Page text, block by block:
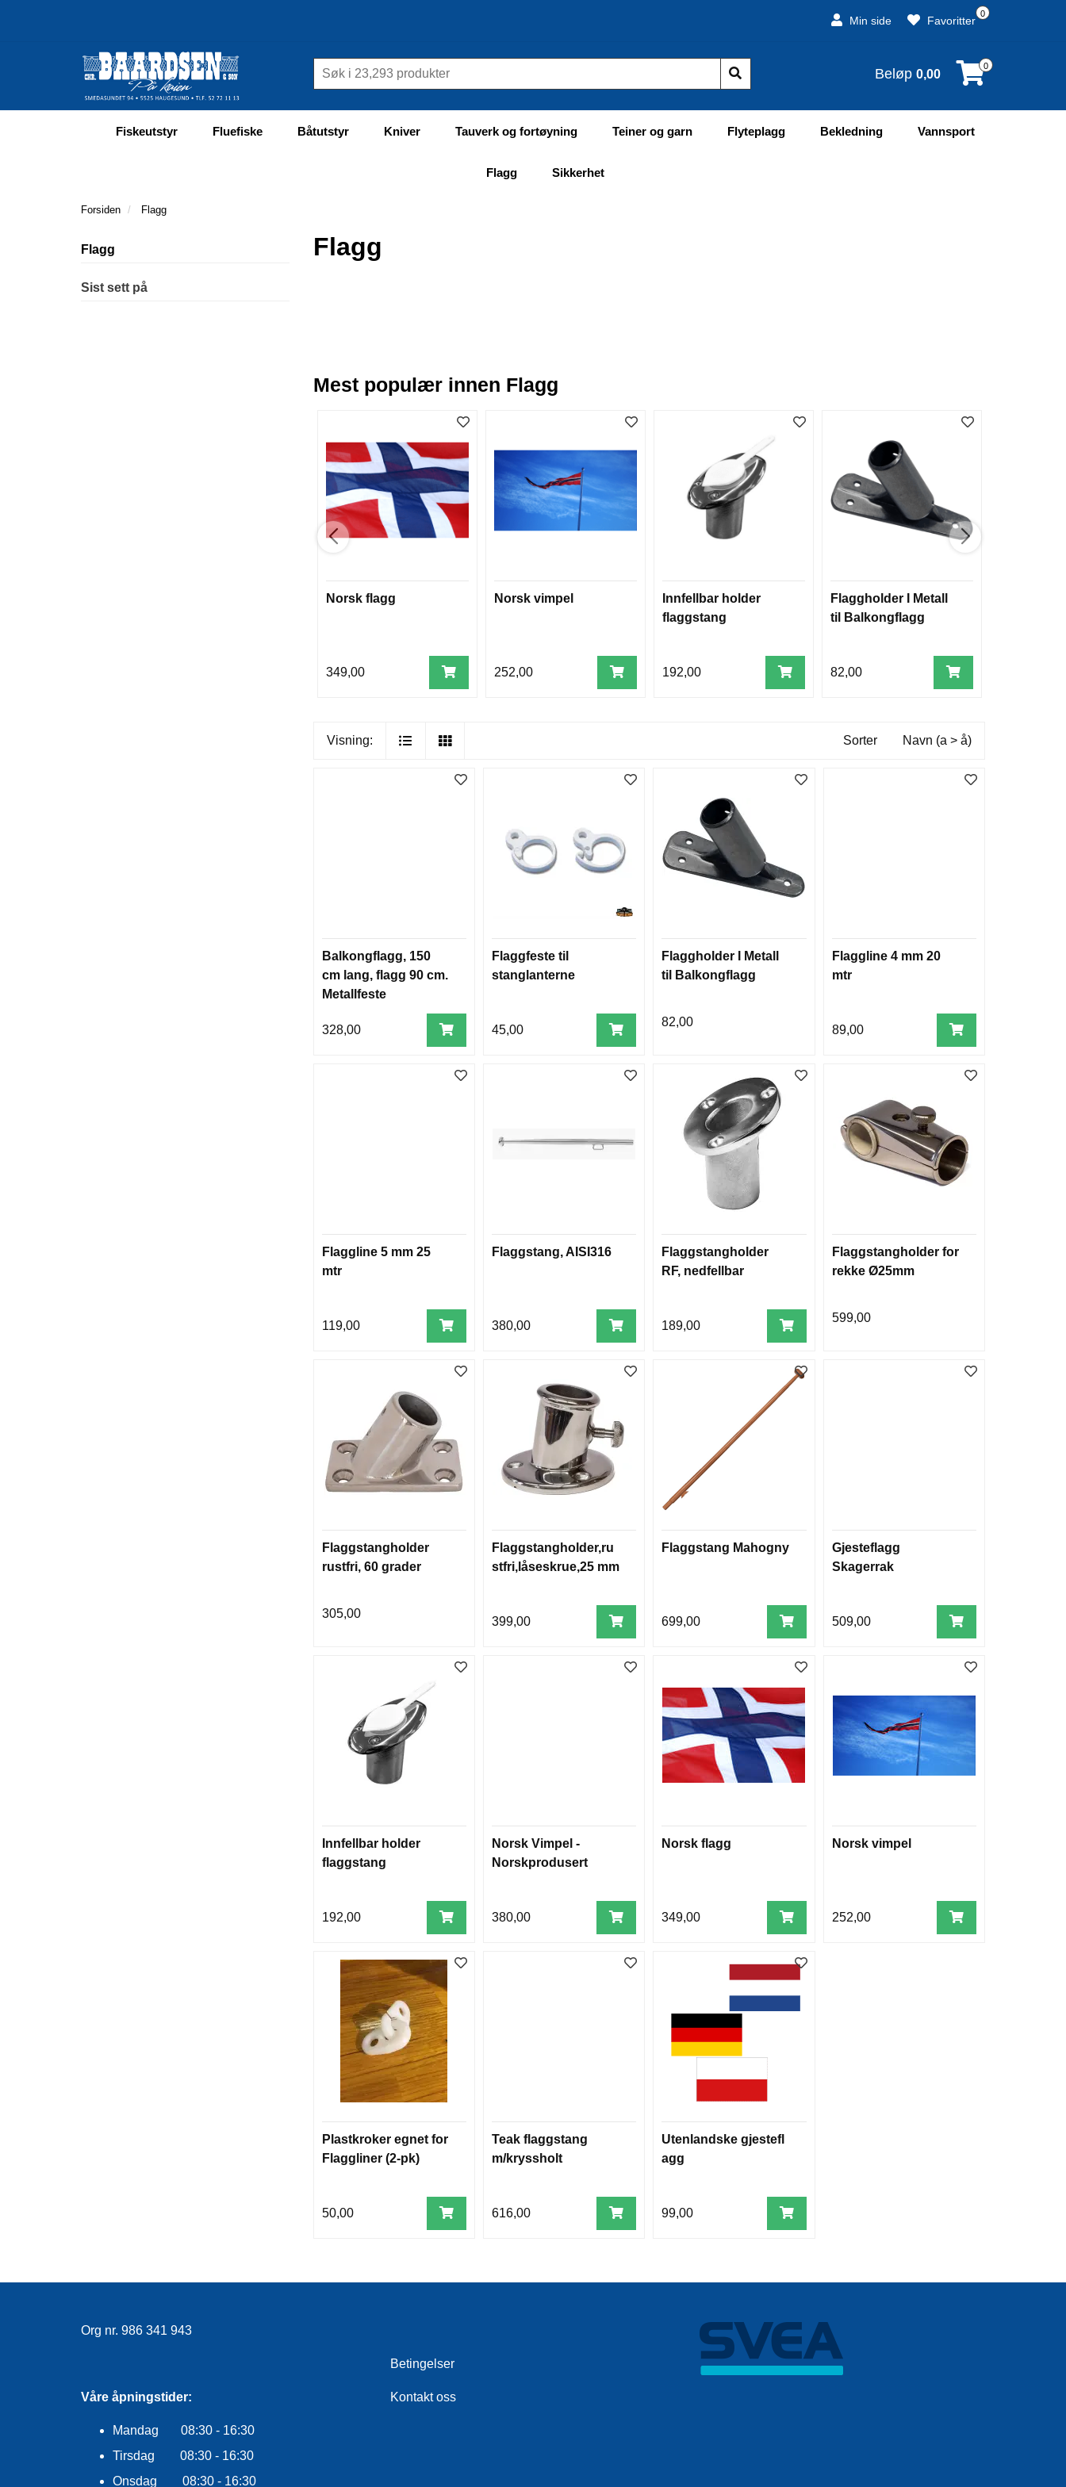
Min side
0
Favoritter
Beløp 0,00
0
Fiskeutstyr Fluefiske Båtutstyr Kniver Tauverk og fortøyning Teiner og garn Flyteplagg Bekledning Vannsport
Flagg Sikkerhet
Forsiden Flagg
Flagg
Sist sett på
Flagg
Mest populær innen Flagg
Norsk flagg
349,00
Norsk vimpel
252,00
Innfellbar holder
flaggstang
192,00
Flaggholder I Metall
til Balkongflagg
82,00
Visning: Sorter Navn (a > å)
Balkongflagg, 150
cm lang, flagg 90 cm.
Metallfeste
328,00
Flaggfeste til
stanglanterne
45,00
Flaggholder I Metall
til Balkongflagg
82,00
Flaggline 4 mm 20
mtr
89,00
Flaggline 5 mm 25
mtr
119,00
Flaggstang, AISI316
380,00
Flaggstangholder
RF, nedfellbar
189,00
Flaggstangholder for
rekke Ø25mm
599,00
Flaggstangholder
rustfri, 60 grader
305,00
Flaggstangholder,ru
stfri,låseskrue,25 mm
399,00
Flaggstang Mahogny
699,00
Gjesteflagg
Skagerrak
509,00
Innfellbar holder
flaggstang
192,00
Norsk Vimpel -
Norskprodusert
380,00
Norsk flagg
349,00
Norsk vimpel
252,00
Plastkroker egnet for
Flaggliner (2-pk)
50,00
Teak flaggstang
m/kryssholt
616,00
Utenlandske gjestefl
agg
99,00
Org nr. 986 341 943
Våre åpningstider:
Mandag 08:30 - 16:30
Tirsdag 08:30 - 16:30
Onsdag 08:30 - 16:30
Betingelser
Kontakt oss